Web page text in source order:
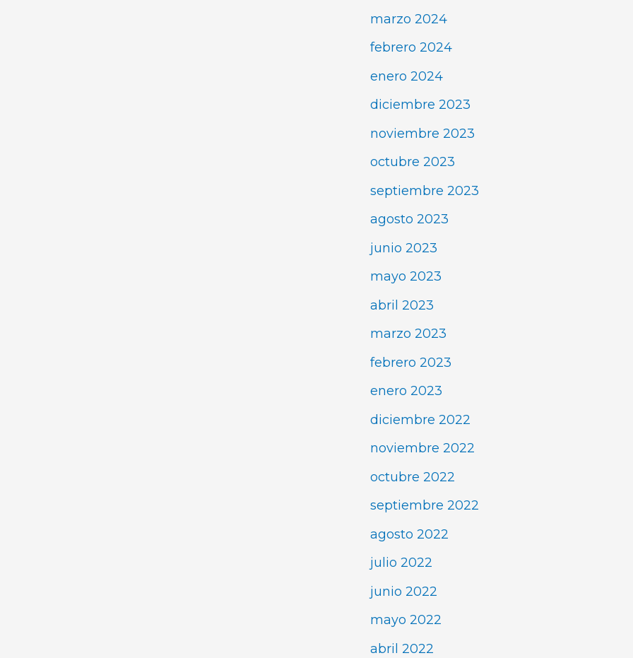
marzo 2024
febrero 2024
enero 2024
diciembre 2023
noviembre 2023
octubre 2023
septiembre 2023
agosto 2023
junio 2023
mayo 2023
abril 2023
marzo 2023
febrero 2023
enero 2023
diciembre 2022
noviembre 2022
octubre 2022
septiembre 2022
agosto 2022
julio 2022
junio 2022
mayo 2022
abril 2022